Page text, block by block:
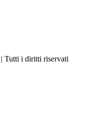
Tutti i diritti riservati